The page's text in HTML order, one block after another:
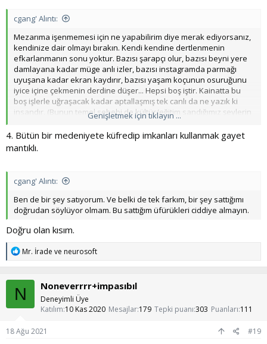
cgang' Alıntı:
Mezarıma işenmemesi için ne yapabilirim diye merak ediyorsanız,
kendinize dair olmayı bırakın. Kendi kendine dertlenmenin
efkarlanmanın sonu yoktur. Bazısı şarapçı olur, bazısı beyni yere
damlayana kadar müge anlı izler, bazısı instagramda parmağı
uyuşana kadar ekran kaydırır, bazısı yaşam koçunun osuruğunu
iyice içine çekmenin derdine düşer... Hepsi boş iştir. Kainatta bu
boş işlerle uğraşacak kadar aptallaşmış tek canlı da ne yazık ki
insandır. (Bunun temel sebebi de kültür/eğitim sandığımız şeylerin
aslında bu türden ticari ürünlerin reklam aygıtı olmasıdır). Diğer
tüm canlılar -ve bir kısım sapiens- kainatla birlikte salınır. Elinden
geleni yapar, sonra rahatça etrafını izler. Andadır. Oradadır. Bir
tane parlak ekranda bir tane dangalak ne yazmış diye beklemez.
Genişletmek için tıklayın ...
4. Bütün bir medeniyete küfredip imkanları kullanmak gayet
mantıklı.
cgang' Alıntı:
Ben de bir şey satıyorum. Ve belki de tek farkım, bir şey sattığımı
doğrudan söylüyor olmam. Bu sattığım üfürükleri ciddiye almayın.
Doğru olan kısım.
T
p
k
l
e
:
Mr. İrade ve neurosoft
N Noneverrrr+impasıbıl
Deneyimli Üye
Katılım 10 Kas 2020 Mesajlar 179 Tepki puanı 303 Puanları 111
18 Ağu 2021 #19